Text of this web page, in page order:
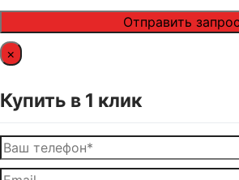
×
Купить в 1 клик